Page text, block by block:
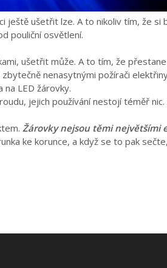
ještě ušetřit lze. A to nikoliv tím, že
pouliční osvětlení.
ušetřit může. A to tím, že
nenasytnými požírači
LED žárovky.
jejich používání nestojí téměř nic.
Žárovky nejsou těmi největšími
ke korunce, a když se to pak